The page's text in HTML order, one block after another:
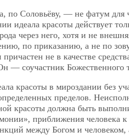
по Соловьёву, — не фатум
идеала красоты действует
через него, хотя и не
по приказанию, а не по
не в качестве
— соучастник Божественного
красоты в мироздании без
пределов.
красоты должна быть
приближения человека
между Богом и